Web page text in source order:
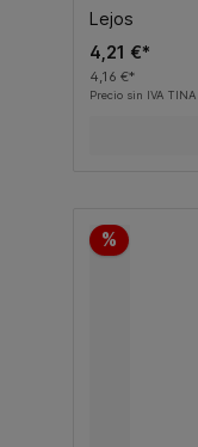
Lejos
4,21 €*
4,16 €*
Precio sin IVA TINA
%